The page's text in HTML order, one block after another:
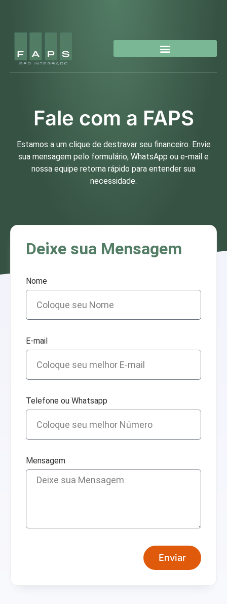
Fale com a FAPS
Estamos a um clique de destravar seu financeiro. Envie
sua mensagem pelo formulário, WhatsApp ou e-mail e
nossa equipe retorna rápido para entender sua
necessidade.
Deixe sua Mensagem
Nome
E-mail
Telefone ou Whatsapp
Mensagem
Enviar